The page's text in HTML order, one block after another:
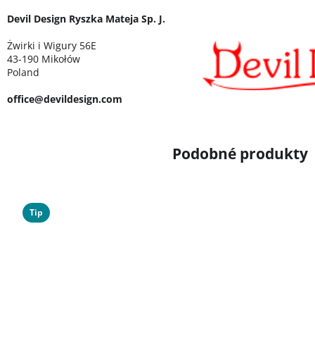
Tip
Devil Design Ryszka Mateja Sp. J.
Żwirki i Wigury 56E
43-190 Mikołów
Poland
office@devildesign.com